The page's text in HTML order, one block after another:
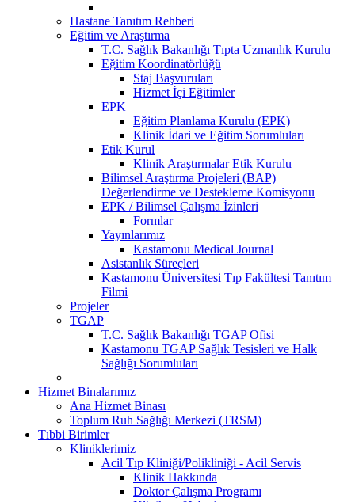
Hastane Tanıtım Rehberi
Eğitim ve Araştırma
T.C. Sağlık Bakanlığı Tıpta Uzmanlık Kurulu
Eğitim Koordinatörlüğü
Staj Başvuruları
Hizmet İçi Eğitimler
EPK
Eğitim Planlama Kurulu (EPK)
Klinik İdari ve Eğitim Sorumluları
Etik Kurul
Klinik Araştırmalar Etik Kurulu
Bilimsel Araştırma Projeleri (BAP)
Değerlendirme ve Destekleme Komisyonu
EPK / Bilimsel Çalışma İzinleri
Formlar
Yayınlarımız
Kastamonu Medical Journal
Asistanlık Süreçleri
Kastamonu Üniversitesi Tıp Fakültesi Tanıtım
Filmi
Projeler
TGAP
T.C. Sağlık Bakanlığı TGAP Ofisi
Kastamonu TGAP Sağlık Tesisleri ve Halk
Sağlığı Sorumluları
Hizmet Binalarımız
Ana Hizmet Binası
Toplum Ruh Sağlığı Merkezi (TRSM)
Tıbbi Birimler
Kliniklerimiz
Acil Tıp Kliniği/Polikliniği - Acil Servis
Klinik Hakkında
Doktor Çalışma Programı